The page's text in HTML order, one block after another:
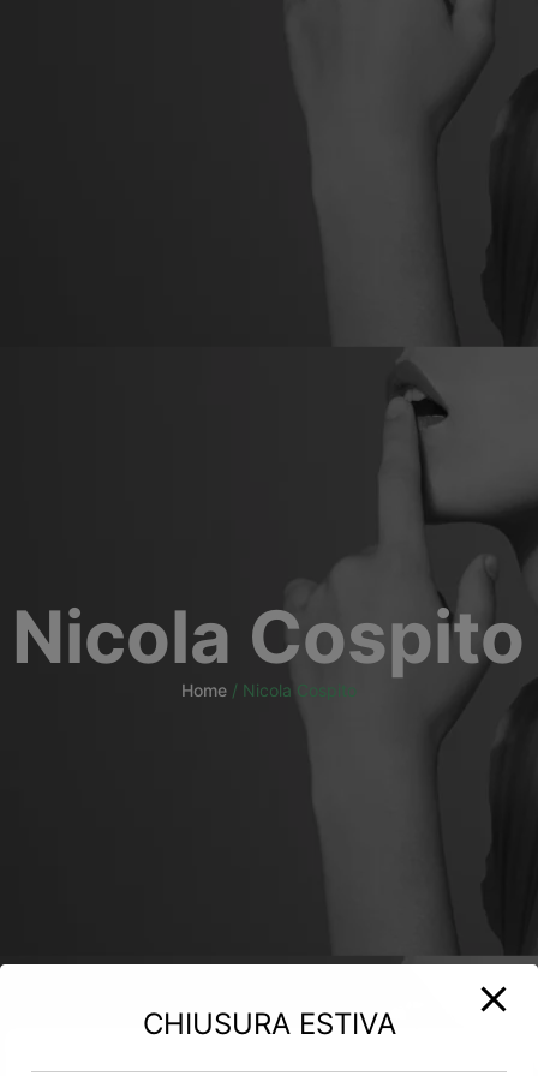
Nicola Cospito
Home/ Nicola Cospito
CHIUSURA ESTIVA